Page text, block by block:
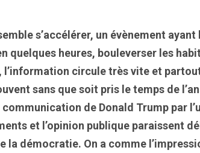
s’accélérer, un évènement
quelques heures, bouleverser les
l’information circule très vite et
sans que soit pris le temps de
de Donald Trump par
et l’opinion publique paraissent
la démocratie. On a comme